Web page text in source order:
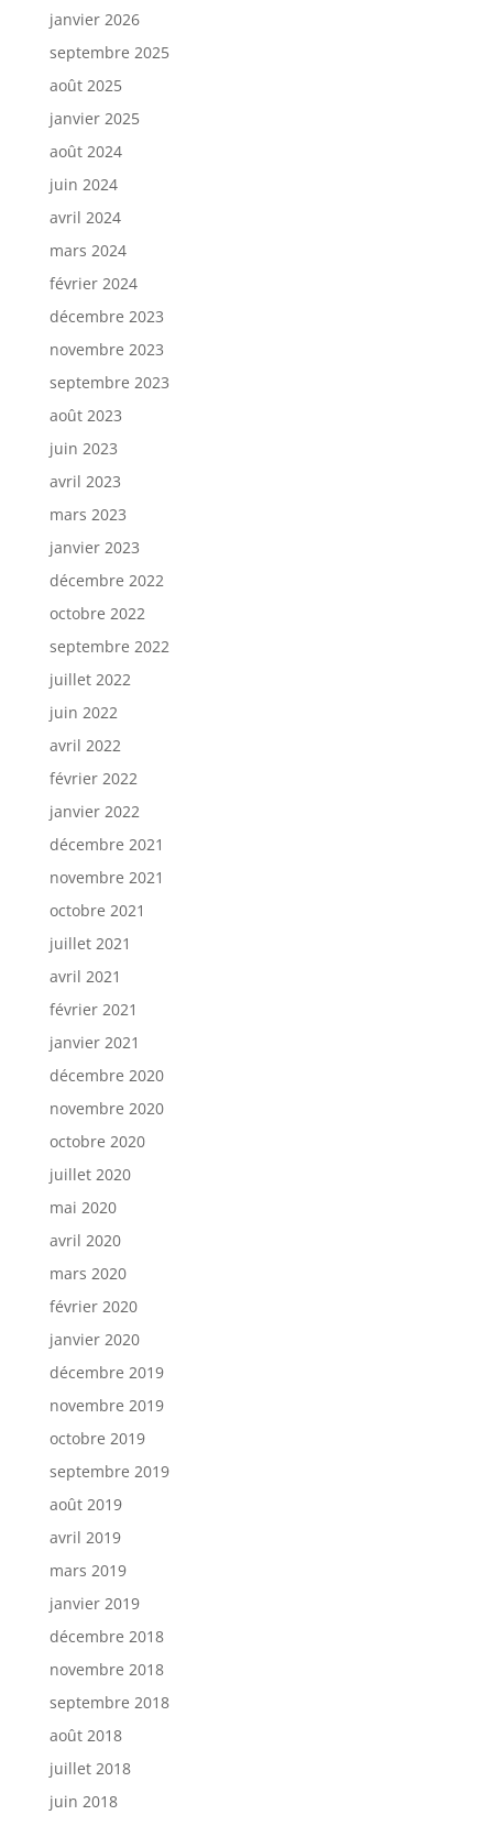
janvier 2026
septembre 2025
août 2025
janvier 2025
août 2024
juin 2024
avril 2024
mars 2024
février 2024
décembre 2023
novembre 2023
septembre 2023
août 2023
juin 2023
avril 2023
mars 2023
janvier 2023
décembre 2022
octobre 2022
septembre 2022
juillet 2022
juin 2022
avril 2022
février 2022
janvier 2022
décembre 2021
novembre 2021
octobre 2021
juillet 2021
avril 2021
février 2021
janvier 2021
décembre 2020
novembre 2020
octobre 2020
juillet 2020
mai 2020
avril 2020
mars 2020
février 2020
janvier 2020
décembre 2019
novembre 2019
octobre 2019
septembre 2019
août 2019
avril 2019
mars 2019
janvier 2019
décembre 2018
novembre 2018
septembre 2018
août 2018
juillet 2018
juin 2018